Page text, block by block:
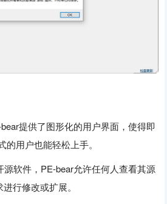
提供了图形化的用户界面，使得即
用户也能轻松上手。
软件，PE-bear允许任何人查看其源
行修改或扩展。